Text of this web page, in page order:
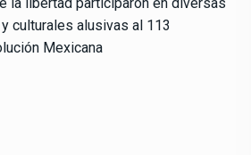
la libertad participaron en diversas
culturales alusivas al 113
Mexicana